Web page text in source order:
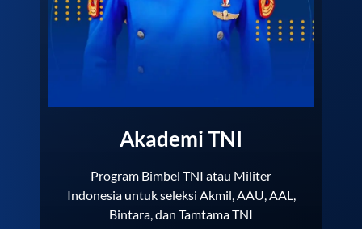
Akademi TNI
Program Bimbel TNI atau Militer
Indonesia untuk seleksi Akmil, AAU, AAL,
Bintara, dan Tamtama TNI